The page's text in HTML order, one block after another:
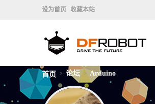
设为首页 收藏本站
首页 > 论坛 > Arduino